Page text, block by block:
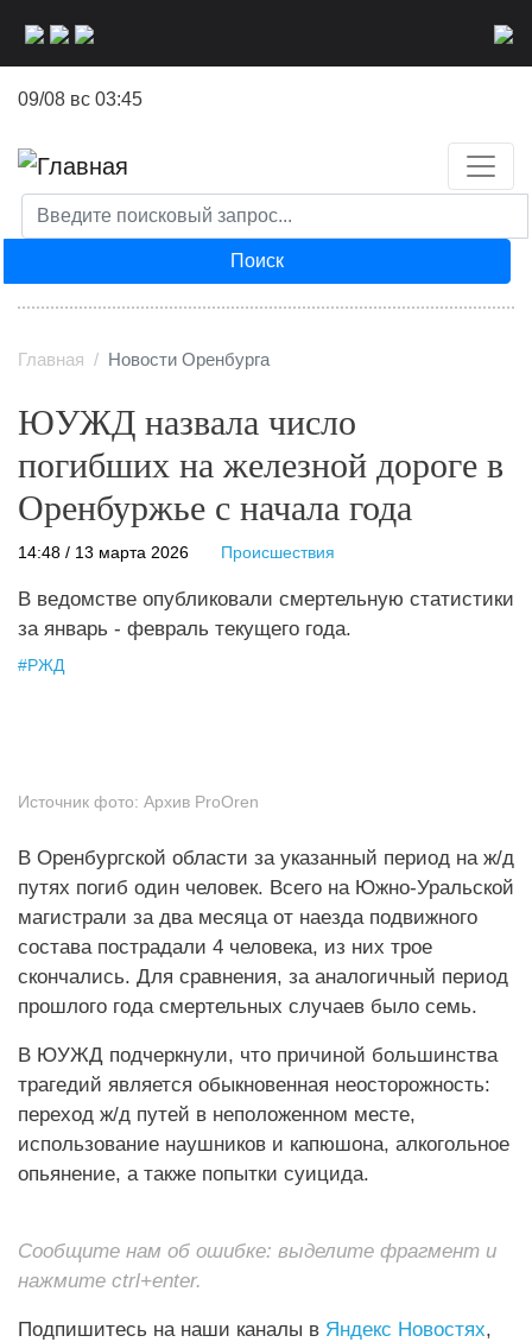
09/08 вс 03:45
Поиск
Главная Новости Оренбурга
ЮУЖД назвала число
погибших на железной дороге в
Оренбуржье с начала года
14:48 / 13 марта 2026 Происшествия
В ведомстве опубликовали смертельную статистики
за январь - февраль текущего года.
#РЖД
Источник фото: Архив ProOren
В Оренбургской области за указанный период на ж/д
путях погиб один человек. Всего на Южно-Уральской
магистрали за два месяца от наезда подвижного
состава пострадали 4 человека, из них трое
скончались. Для сравнения, за аналогичный период
прошлого года смертельных случаев было семь.
В ЮУЖД подчеркнули, что причиной большинства
трагедий является обыкновенная неосторожность:
переход ж/д путей в неположенном месте,
использование наушников и капюшона, алкогольное
опьянение, а также попытки суицида.
Сообщите нам об ошибке: выделите фрагмент и
нажмите ctrl+enter.
Подпишитесь на наши каналы в Яндекс Новостях,